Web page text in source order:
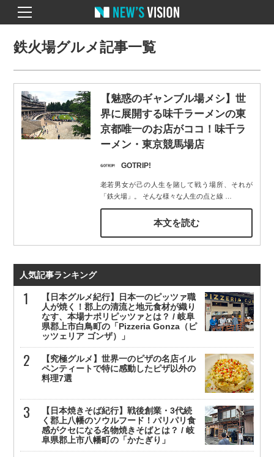
鉄火場グルメ記事一覧
【魅惑のギャンブル場メシ】世
界に展開する味千ラーメンの東
京都唯一のお店がココ！味千ラ
ーメン・東京競馬場店
GOTRIP!
老若男女が己の人生を賭して戦う場所、それが
「鉄火場」。 そんな様々な人生の点と線
本文を読む
人気記事ランキング
【日本グルメ紀行】日本一のピッツァ職
人が焼く！郡上の清流と地元食材が織り
なす、本場ナポリピッツァとは？ / 岐阜
県郡上市白鳥町の「Pizzeria Gonza（ピ
ッツェリア ゴンザ）」
【究極グルメ】世界一のピザの名店イル
ペンティートで特に感動したピザ以外の
料理7選
【日本焼きそば紀行】戦後創業・3代続
く郡上八幡のソウルフード！パリパリ食
感がクセになる名物焼きそばとは？ / 岐
阜県郡上市八幡町の「かたぎり」